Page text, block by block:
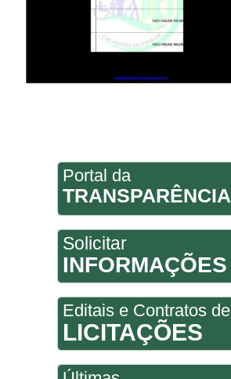
Portal da
TRANSPARÊNCIA
Solicitar
INFORMAÇÕES
Editais e Contratos de
LICITAÇÕES